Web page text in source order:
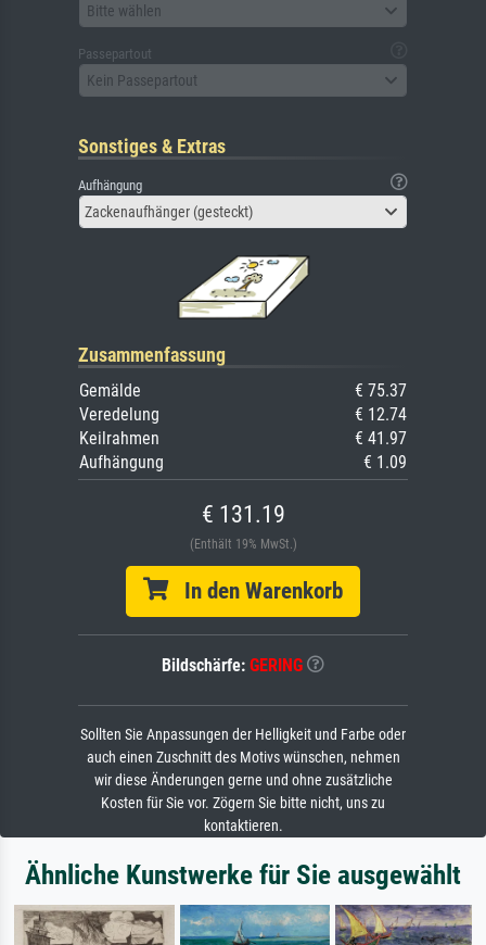
Bitte wählen
Passepartout
Kein Passepartout
Sonstiges & Extras
Aufhängung
Zackenaufhänger (gesteckt)
Zusammenfassung
Gemälde
€ 75.37
Veredelung
€ 12.74
Keilrahmen
€ 41.97
Aufhängung
€ 1.09
€ 131.19
(Enthält 19% MwSt.)
In den Warenkorb
Bildschärfe: GERING
Sollten Sie Anpassungen der Helligkeit und Farbe oder
auch einen Zuschnitt des Motivs wünschen, nehmen
wir diese Änderungen gerne und ohne zusätzliche
Kosten für Sie vor. Zögern Sie bitte nicht, uns zu
kontaktieren.
Ähnliche Kunstwerke für Sie ausgewählt